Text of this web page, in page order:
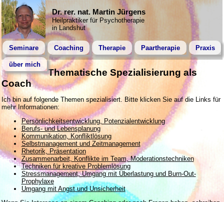
Dr. rer. nat. Martin Jürgens
Heilpraktiker für Psychotherapie
in Landshut
Seminare Coaching Therapie Paartherapie Praxis
über mich
Thematische Spezialisierung als
Coach
Ich bin auf folgende Themen spezialisiert. Bitte klicken Sie auf die Links für
mehr Informationen:
Persönlichkeitsentwicklung, Potenzialentwicklung
Berufs- und Lebensplanung
Kommunikation, Konfliktlösung
Selbstmanagement und Zeitmanagement
Rhetorik, Präsentation
Zusammenarbeit, Konflikte im Team, Moderationstechniken
Techniken für kreative Problemlösung
Stressmanagement, Umgang mit Überlastung und Burn-Out-
Prophylaxe
Umgang mit Angst und Unsicherheit